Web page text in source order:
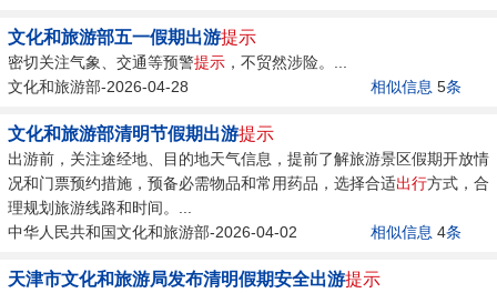
文化和旅游部五一假期出游提示
密切关注气象、交通等预警提示 ，不贸然涉险。...
文化和旅游部-2026-04-28
相似信息 5条
文化和旅游部清明节假期出游提示
出游前，关注途经地、目的地天气信息，提前了解旅游景区假期开放情
况和门票预约措施，预备必需物品和常用药品，选择合适出行方式，合
理规划旅游线路和时间。...
中华人民共和国文化和旅游部-2026-04-02
相似信息 4条
天津市文化和旅游局发布清明假期安全出游提示